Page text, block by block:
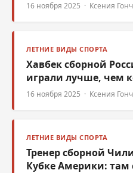
16 ноября 2025 · Ксения
ЛЕТНИЕ ВИДЫ СПОРТА
Хавбек сборной
играли лучше, чем
16 ноября 2025 · Ксения
ЛЕТНИЕ ВИДЫ СПОРТА
Тренер сборной
Кубке Америки: там